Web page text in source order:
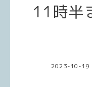
11時半
2023-10-19